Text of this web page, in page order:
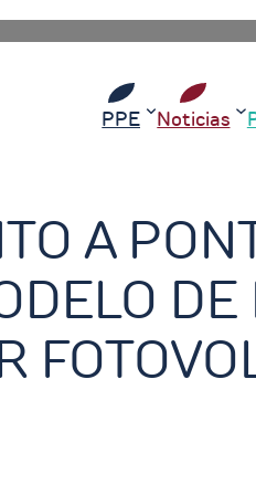
PPE Noticias
A